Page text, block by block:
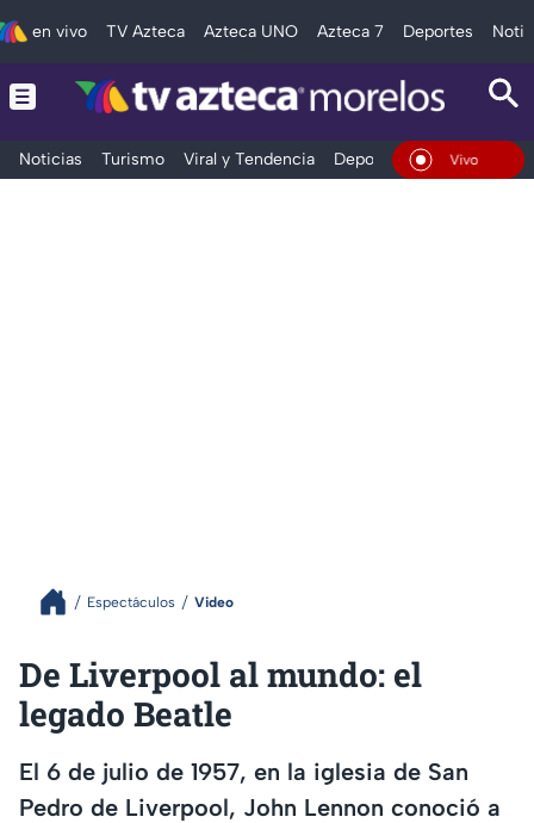
en vivo TV Azteca Azteca UNO Azteca 7 Deportes
Noticias Turismo Viral y Tendencia Deportes Espectáculos
En Vivo
Espectáculos Video
De Liverpool al mundo: el
legado Beatle
El 6 de julio de 1957, en la iglesia de San
Pedro de Liverpool, John Lennon conoció a